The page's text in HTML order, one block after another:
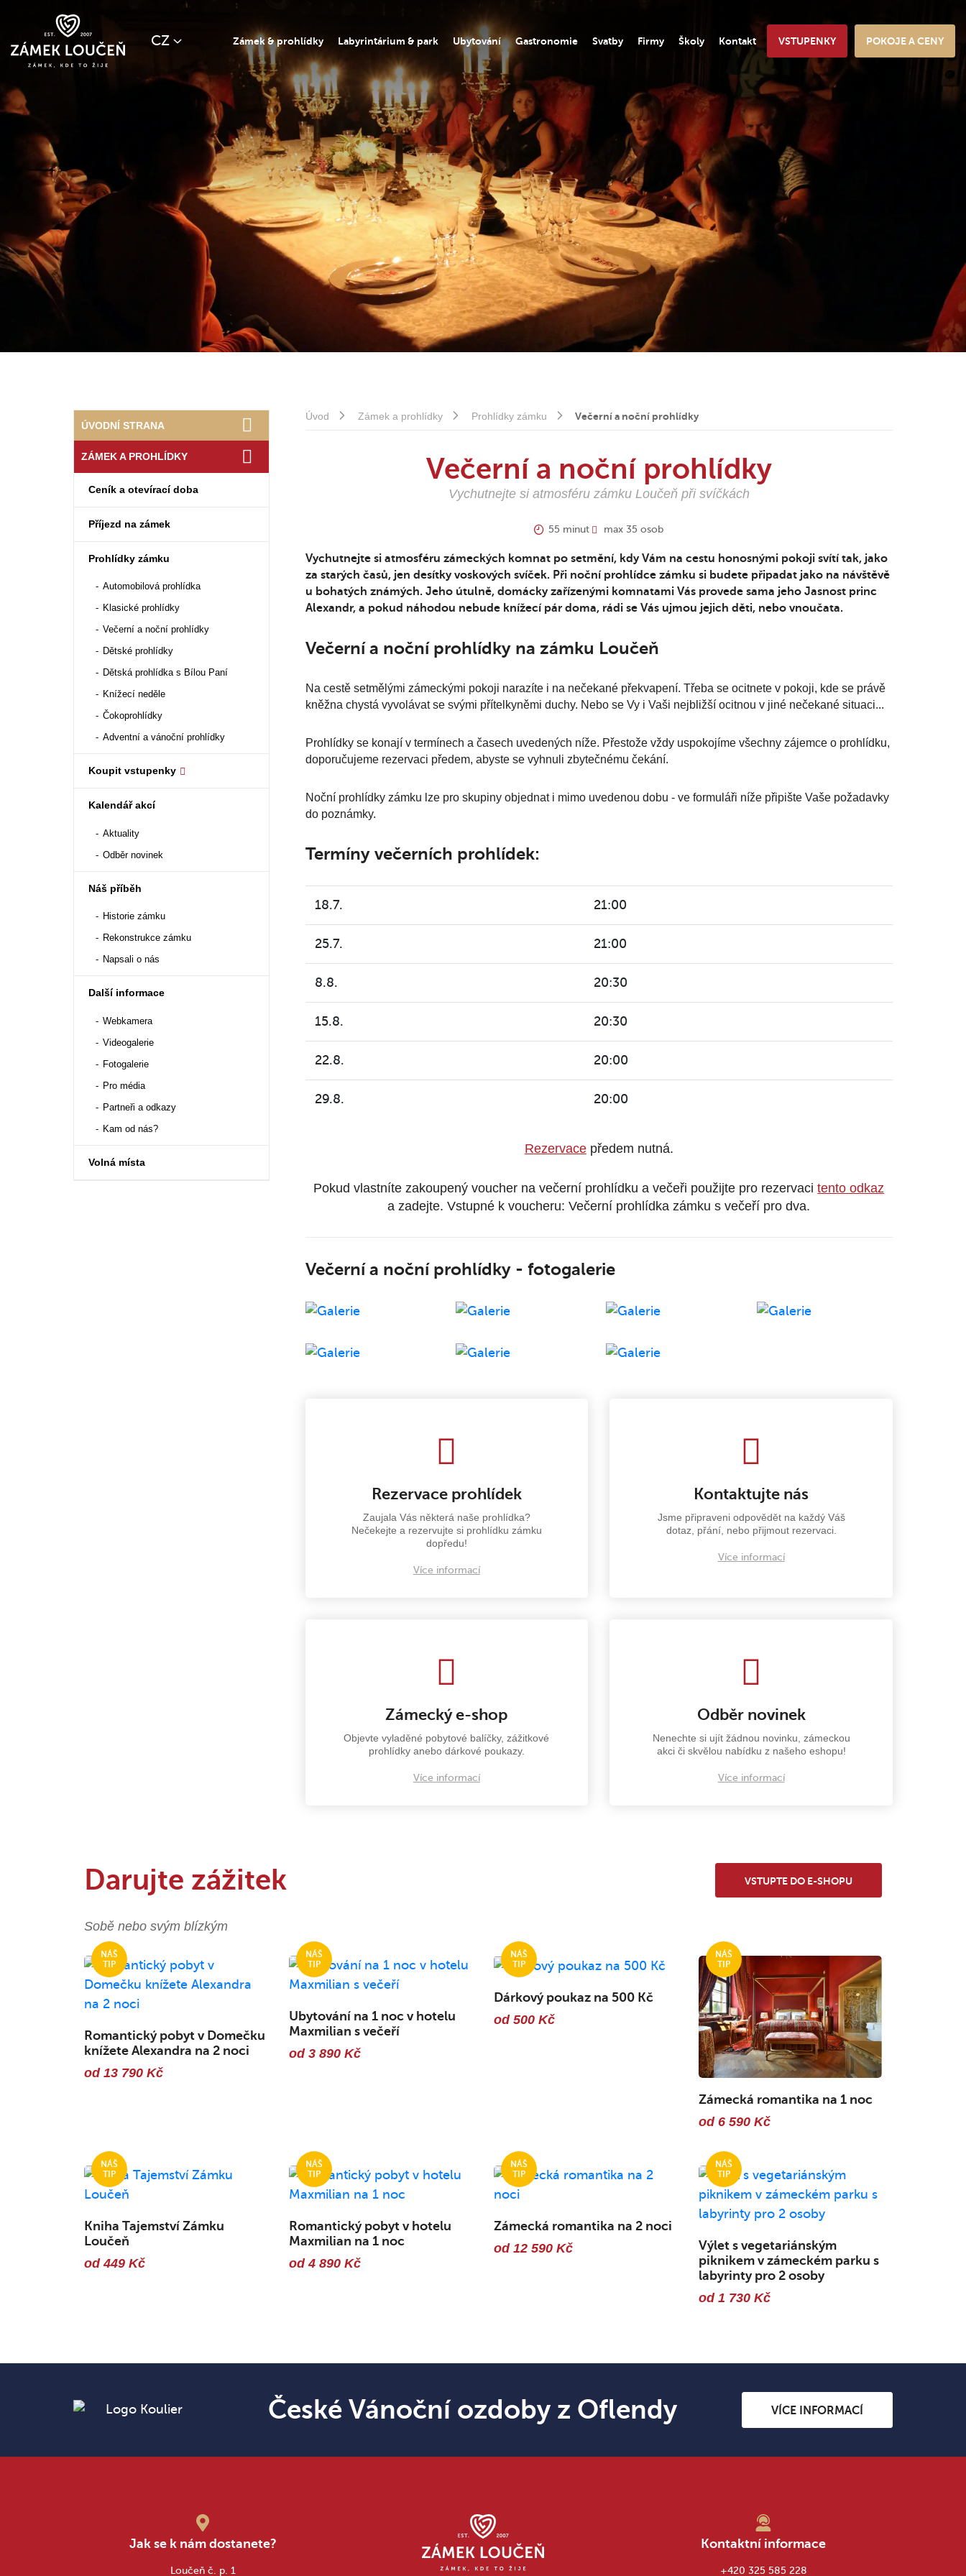
CZ VSTUPENKY POKOJE A CENY
Zámek & prohlídky Labyrintárium & park Ubytování Gastronomie Svatby Firmy Školy Kontakt
Úvod Zámek a prohlídky Prohlídky zámku Večerní a noční prohlídky
Večerní a noční prohlídky
Vychutnejte si atmosféru zámku Loučeň při svíčkách
55 minut max 35 osob
Vychutnejte si atmosféru zámeckých komnat po setmění, kdy Vám na cestu honosnými pokoji svítí tak, jako
za starých časů, jen desítky voskových svíček. Při noční prohlídce zámku si budete připadat jako na návštěvě
u bohatých známých. Jeho útulně, domácky zařízenými komnatami Vás provede sama jeho Jasnost princ
Alexandr, a pokud náhodou nebude knížecí pár doma, rádi se Vás ujmou jejich děti, nebo vnoučata.
Večerní a noční prohlídky na zámku Loučeň
Na cestě setmělými zámeckými pokoji narazíte i na nečekané překvapení. Třeba se ocitnete v pokoji, kde se právě
kněžna chystá vyvolávat se svými přítelkyněmi duchy. Nebo se Vy i Vaši nejbližší ocitnou v jiné nečekané situaci...
Prohlídky se konají v termínech a časech uvedených níže. Přestože vždy uspokojíme všechny zájemce o prohlídku,
doporučujeme rezervaci předem, abyste se vyhnuli zbytečnému čekání.
Noční prohlídky zámku lze pro skupiny objednat i mimo uvedenou dobu - ve formuláři níže připište Vaše požadavky
do poznámky.
Termíny večerních prohlídek:
18.7. 21:00
25.7. 21:00
8.8. 20:30
15.8. 20:30
22.8. 20:00
29.8. 20:00
Rezervacepředem nutná.
Pokud vlastníte zakoupený voucher na večerní prohlídku a večeři použijte pro rezervacitento odkaz
a zadejte. Vstupné k voucheru: Večerní prohlídka zámku s večeří pro dva.
Večerní a noční prohlídky - fotogalerie
Rezervace prohlídek
Zaujala Vás některá naše prohlídka?
Nečekejte a rezervujte si prohlídku zámku
dopředu!
Více informací
Kontaktujte nás
Jsme připraveni odpovědět na každý Váš
dotaz, přání, nebo přijmout rezervaci.
Více informací
Zámecký e-shop
Objevte vyladěné pobytové balíčky, zážitkové
prohlídky anebo dárkové poukazy.
Více informací
Odběr novinek
Nenechte si ujít žádnou novinku, zámeckou
akci či skvělou nabídku z našeho eshopu!
Více informací
ÚVODNÍ STRANA
ZÁMEK A PROHLÍDKY
Ceník a otevírací doba
Příjezd na zámek
Prohlídky zámku
Automobilová prohlídka
Klasické prohlídky
Večerní a noční prohlídky
Dětské prohlídky
Dětská prohlídka s Bílou Paní
Knížecí neděle
Čokoprohlídky
Adventní a vánoční prohlídky
Koupit vstupenky
Kalendář akcí
Aktuality
Odběr novinek
Náš příběh
Historie zámku
Rekonstrukce zámku
Napsali o nás
Další informace
Webkamera
Videogalerie
Fotogalerie
Pro média
Partneři a odkazy
Kam od nás?
Volná místa
Darujte zážitek
Sobě nebo svým blízkým
Romantický pobyt v Domečku
knížete Alexandra na 2 noci
od 13 790 Kč
Ubytování na 1 noc v hotelu
Maxmilian s večeří
od 3 890 Kč
Dárkový poukaz na 500 Kč
od 500 Kč
Zámecká romantika na 1 noc
od 6 590 Kč
Kniha Tajemství Zámku
Loučeň
od 449 Kč
Romantický pobyt v hotelu
Maxmilian na 1 noc
od 4 890 Kč
Zámecká romantika na 2 noci
od 12 590 Kč
Výlet s vegetariánským
piknikem v zámeckém parku s
labyrinty pro 2 osoby
od 1 730 Kč
VSTUPTE DO E-SHOPU
České Vánoční ozdoby z Oflendy VÍCE INFORMACÍ
Jak se k nám dostanete?
Loučeň č. p. 1
Kontaktní informace
+420 325 585 228